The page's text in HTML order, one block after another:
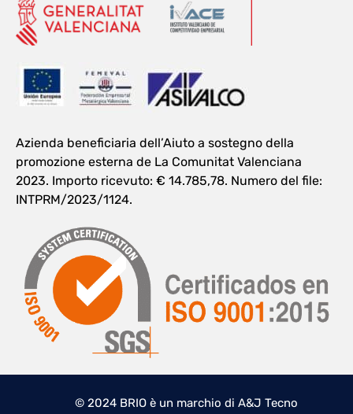
Azienda beneficiaria dell’Aiuto a sostegno della
promozione esterna de La Comunitat Valenciana
2023. Importo ricevuto: € 14.785,78. Numero del file:
INTPRM/2023/1124.
© 2024 BRIO è un marchio di A&J Tecno